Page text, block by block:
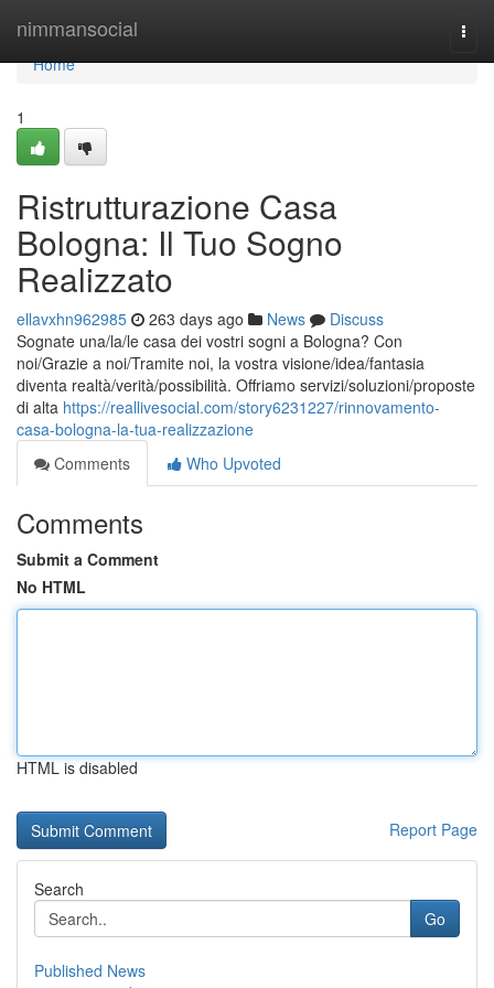
nimmansocial
Home
Home
1
Ristrutturazione Casa
Bologna: Il Tuo Sogno
Realizzato
ellavxhn962985 263 days ago News
Discuss
Sognate una/la/le casa dei vostri sogni a Bologna? Con
noi/Grazie a noi/Tramite noi, la vostra visione/idea/fantasia
diventa realtà/verità/possibilità. Offriamo servizi/soluzioni/proposte
di alta https://reallivesocial.com/story6231227/rinnovamento-
casa-bologna-la-tua-realizzazione
Comments
Who Upvoted
Comments
Submit a Comment
No HTML
HTML is disabled
Report Page
Search
Go
Published News